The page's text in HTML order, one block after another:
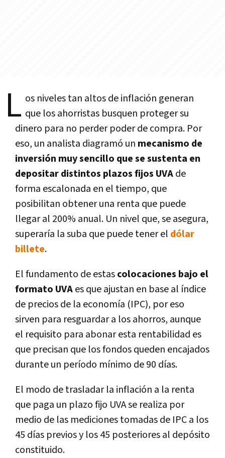
L os niveles tan altos de inflación generan
que los ahorristas busquen proteger su
dinero para no perder poder de compra. Por
eso, un analista diagramó un mecanismo de
inversión muy sencillo que se sustenta en
depositar distintos plazos fijos UVAde
forma escalonada en el tiempo, que
posibilitan obtener una renta que puede
llegar al 200% anual. Un nivel que, se asegura,
superaría la suba que puede tener el dólar
billete.
El fundamento de estascolocaciones bajo el
formato UVAes que ajustan en base al índice
de precios de la economía (IPC), por eso
sirven para resguardar a los ahorros, aunque
el requisito para abonar esta rentabilidad es
que precisan que los fondos queden encajados
durante un período mínimo de 90 días.
El modo de trasladar la inflación a la renta
que paga un plazo fijo UVA se realiza por
medio de las mediciones tomadas de IPC a los
45 días previos y los 45 posteriores al depósito
constituido.